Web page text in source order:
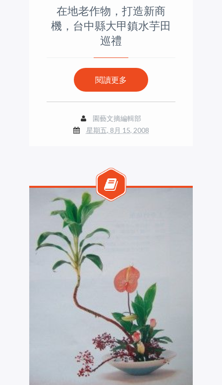
在地老作物，打造新商
機，台中縣大甲鎮水芋田
巡禮
閱讀更多
園藝文摘編輯部
星期五, 8月 15, 2008